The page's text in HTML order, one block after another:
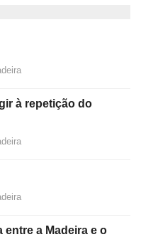
à repetição do
a Madeira e o